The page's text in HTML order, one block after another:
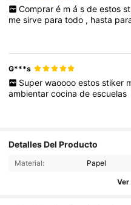
Comprar é m á s de estos
mesirve paratodo , hasta
G***s
Super waoooo estos stiker
ambientarcocinadeescuelas
Detalles Del Producto
Material: Papel
Ver
4,94 2.9K
2.9K